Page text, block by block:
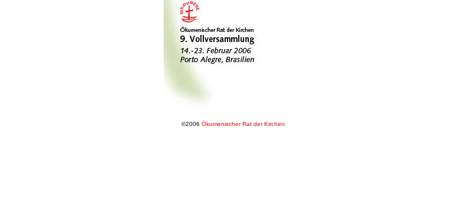
©2006 Ökumenischer Rat der Kirchen